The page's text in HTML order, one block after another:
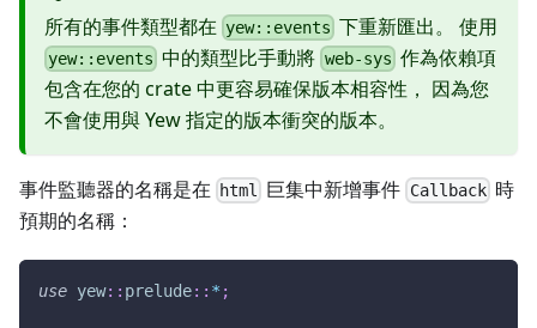
所有的事件類型都在 yew::events 下重新匯出。 使用
yew::events 中的類型比手動將 web-sys 作為依賴項
包含在您的 crate 中更容易確保版本相容性， 因為您
不會使用與 Yew 指定的版本衝突的版本。
事件監聽器的名稱是在 html 巨集中新增事件 Callback時
預期的名稱：
use yew:: prelude:: * ;